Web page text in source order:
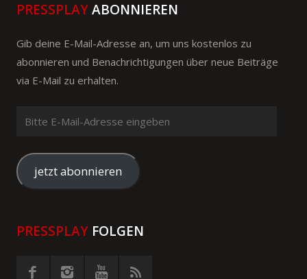
PRESSPLAYABONNIEREN
Gib deine E-Mail-Adresse an, um uns kostenlos zu
abonnieren und Benachrichtigungen über neue Beiträge
via E-Mail zu erhalten.
Mail-
Adresse
eingeben
jetzt abonnieren
PRESSPLAY FOLGEN